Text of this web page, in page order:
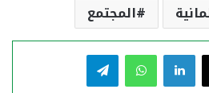
المجتمع
لينكدإن واتساب